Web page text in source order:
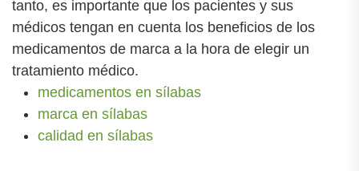
tanto, es importante que los pacientes y sus
médicos tengan en cuenta los beneficios de los
medicamentos de marca a la hora de elegir un
tratamiento médico.
medicamentos en sílabas
marca en sílabas
calidad en sílabas